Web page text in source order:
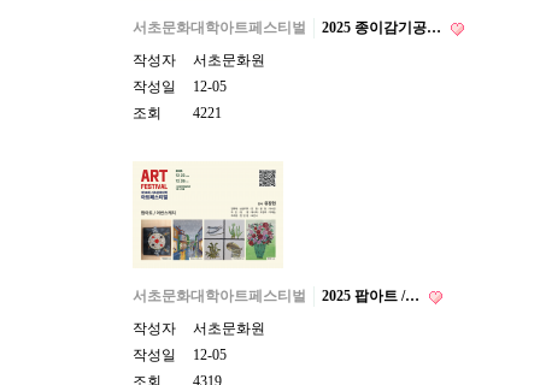
서초문화대학아트페스티벌
2025 종이감기공…
작성자
서초문화원
작성일
12-05
조회
4221
서초문화대학아트페스티벌
2025 팝아트 /…
작성자
서초문화원
작성일
12-05